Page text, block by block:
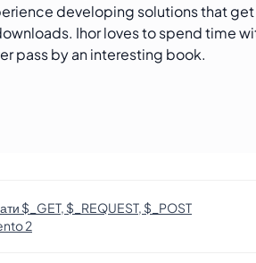
developing solutions that
Ihor loves to spend time
pass by an interesting book.
$_GET, $_REQUEST, $_POST
2